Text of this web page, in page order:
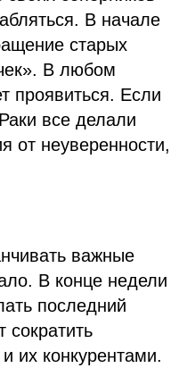
В начале
старых
В любом
проявиться. Если
все делали
от неуверенности,
важные
В конце недели
последний
сократить
их конкурентами.